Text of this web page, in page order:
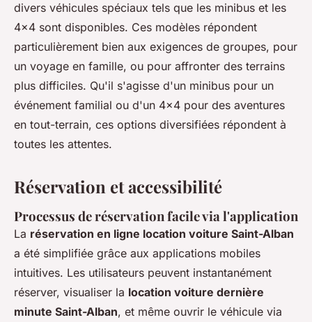
divers véhicules spéciaux tels que les minibus et les
4x4 sont disponibles. Ces modèles répondent
particulièrement bien aux exigences de groupes, pour
un voyage en famille, ou pour affronter des terrains
plus difficiles. Qu'il s'agisse d'un minibus pour un
événement familial ou d'un 4x4 pour des aventures
en tout-terrain, ces options diversifiées répondent à
toutes les attentes.
Réservation et accessibilité
Processus de réservation facile via l'application
La réservation en ligne location voiture Saint-Alban
a été simplifiée grâce aux applications mobiles
intuitives. Les utilisateurs peuvent instantanément
réserver, visualiser la location voiture dernière
minute Saint-Alban, et même ouvrir le véhicule via